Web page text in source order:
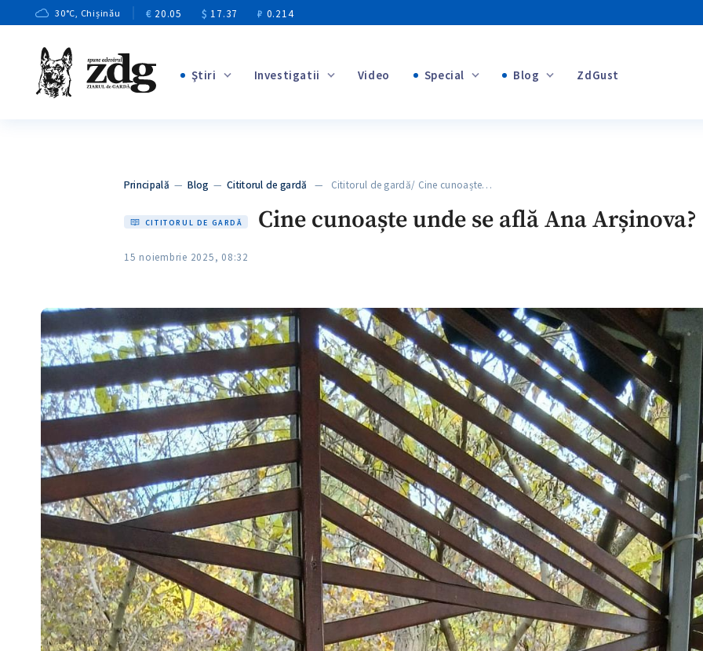
30°C, Chișinău € 20.05 $ 17.37 ₽ 0.214
Ştiri Investigatii Video Special Blog ZdGust
Principală —Blog —Cititorul de gardă — Cititorul de gardă/ Cine cunoaște…
CITITORUL DE GARDĂ Cine cunoaște unde se află Ana Arșinova?
15 noiembrie 2025, 08:32